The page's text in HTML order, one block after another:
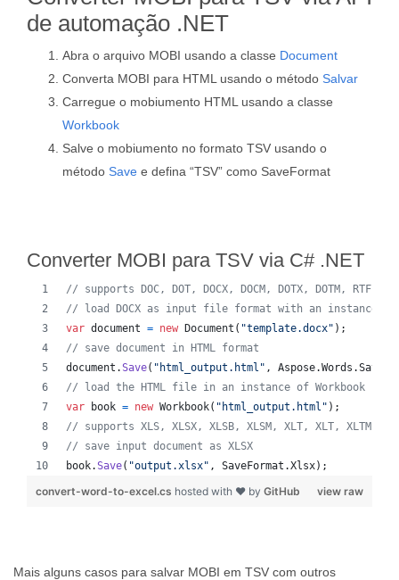
de automação .NET
Abra o arquivo MOBI usando a classe Document
Converta MOBI para HTML usando o método Salvar
Carregue o mobiumento HTML usando a classe
Workbook
Salve o mobiumento no formato TSV usando o
método Save e defina “TSV” como SaveFormat
Converter MOBI para TSV via C# .NET
// supports DOC, DOT, DOCX, DOCM, DOTX, DOTM, RTF,
// load DOCX as input file format with an instance of
var document = new Document ( "template.docx" ) ;
// save document in HTML format
document .Save( "html_output.html" , Aspose.Words .
// load the HTML file in an instance of Workbook
var
book = new Workbook( "html_output.html" ) ;
// supports XLS, XLSX, XLSB, XLSM, XLT, XLT, XLTM,
// save input document as XLSX
book.Save( "output.xlsx" , SaveFormat .Xlsx) ;
view raw
convert-word-to-excel.cs hosted with ❤ by GitHub
Mais alguns casos para salvar MOBI em TSV com outros